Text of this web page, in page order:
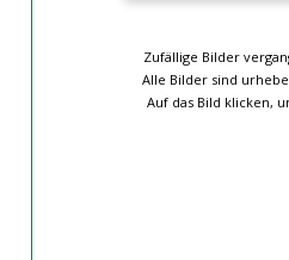
Zufällige Bilder
Alle Bilder sind
Auf das Bild klicken,